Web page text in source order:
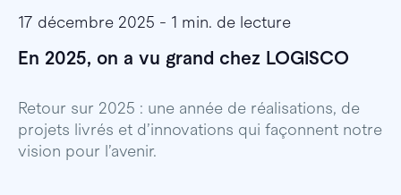
17 décembre 2025 - 1 min. de lecture
En 2025, on a vu grand chez LOGISCO
Retour sur 2025 : une année de réalisations, de
projets livrés et d’innovations qui façonnent notre
vision pour l’avenir.